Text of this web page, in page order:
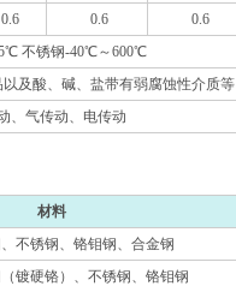
0.6 0.6 0.6
不锈钢-40℃～600℃
及酸、碱、盐带有弱腐蚀性介质等
、气传动、电传动
材料
不锈钢、铬钼钢、合金钢
镀硬铬）、不锈钢、铬钼钢